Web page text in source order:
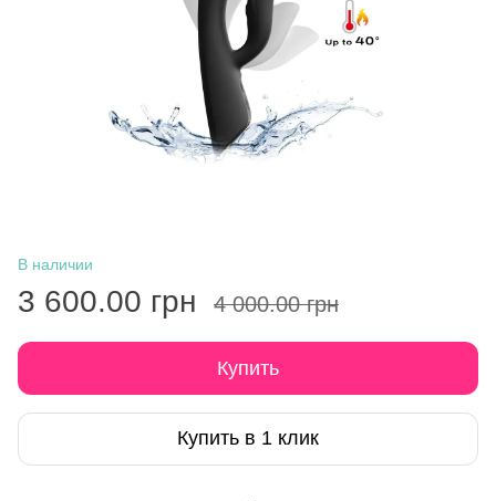
В наличии
3 600.00 грн 4 000.00 грн
Купить
Купить в 1 клик